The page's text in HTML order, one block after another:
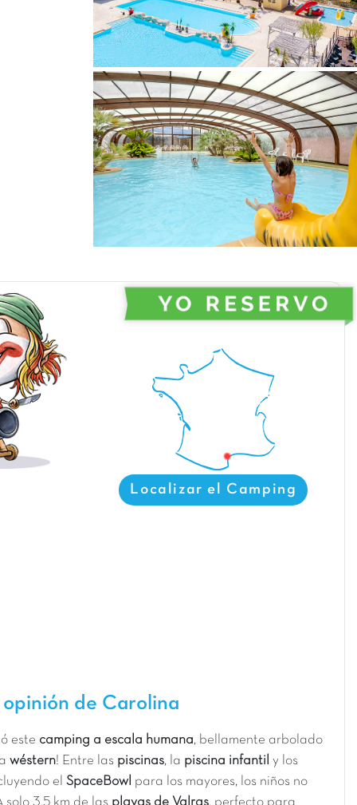
Localizar el Camping
opinión de Carolina
este camping a escala humana, bellamente arbolado
wéstern! Entre las piscinas, la piscina infantil y los
elSpaceBowl para los mayores, los niños no